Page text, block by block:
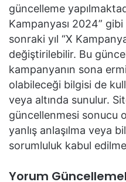
güncelleme
Kampanyası 2024”
sonraki yıl “X
değiştirilebilir. Bu
kampanyanın sona
olabileceği bilgisi de
veya altında sunulur.
güncellenmesi sonucu
yanlış anlaşılma veya
sorumluluk kabul
Yorum